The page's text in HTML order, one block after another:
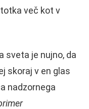
več kot v
sveta je nujno, da
skoraj v en glas
nadzornega